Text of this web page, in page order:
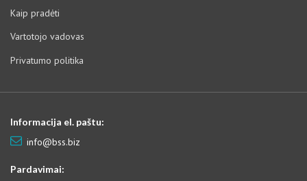
Kaip pradėti
Vartotojo vadovas
Privatumo politika
Informacija el. paštu:
info@bss.biz
Pardavimai: